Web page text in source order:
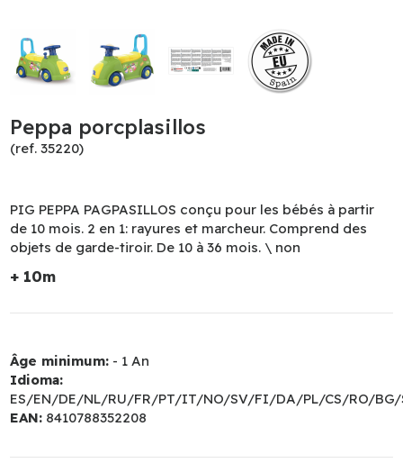
Peppa porcplasillos
(ref. 35220)
PIG PEPPA PAGPASILLOS conçu pour les bébés à partir
de 10 mois. 2 en 1: rayures et marcheur. Comprend des
objets de garde-tiroir. De 10 à 36 mois. \ non
+ 10m
Âge minimum: - 1 An
Idioma:
ES/EN/DE/NL/RU/FR/PT/IT/NO/SV/FI/DA/PL/CS/RO/
EAN: 8410788352208